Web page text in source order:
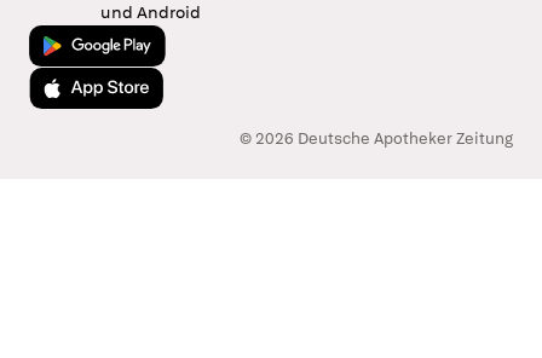
und Android
Jetzt bei Google Play
Laden im App Store
© 2026 Deutsche Apotheker Zeitung